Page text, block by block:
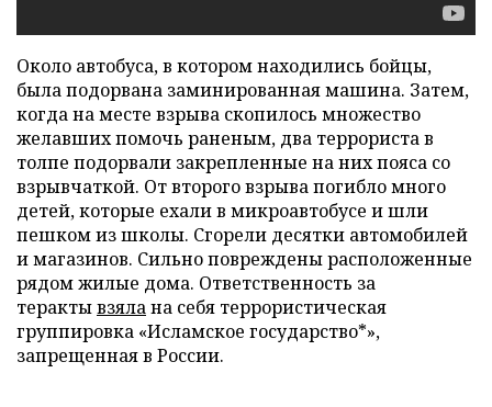
Около автобуса, в котором находились бойцы,
была подорвана заминированная машина. Затем,
когда на месте взрыва скопилось множество
желавших помочь раненым, два террориста в
толпе подорвали закрепленные на них пояса со
взрывчаткой. От второго взрыва погибло много
детей, которые ехали в микроавтобусе и шли
пешком из школы. Сгорели десятки автомобилей
и магазинов. Сильно повреждены расположенные
рядом жилые дома. Ответственность за
терактывзялана себя террористическая
группировка «Исламское государство*»,
запрещенная в России.